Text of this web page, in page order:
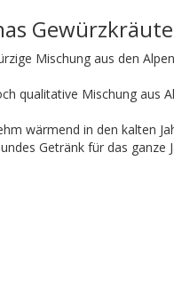
Mischung aus den Alpen
qualitative Mischung aus
wärmend in den kalten
Getränk für das ganze